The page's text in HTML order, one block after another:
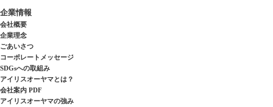
企業情報
会社概要
企業理念
ごあいさつ
コーポレートメッセージ
SDGsへの取組み
アイリスオーヤマとは？
会社案内 PDF
アイリスオーヤマの強み